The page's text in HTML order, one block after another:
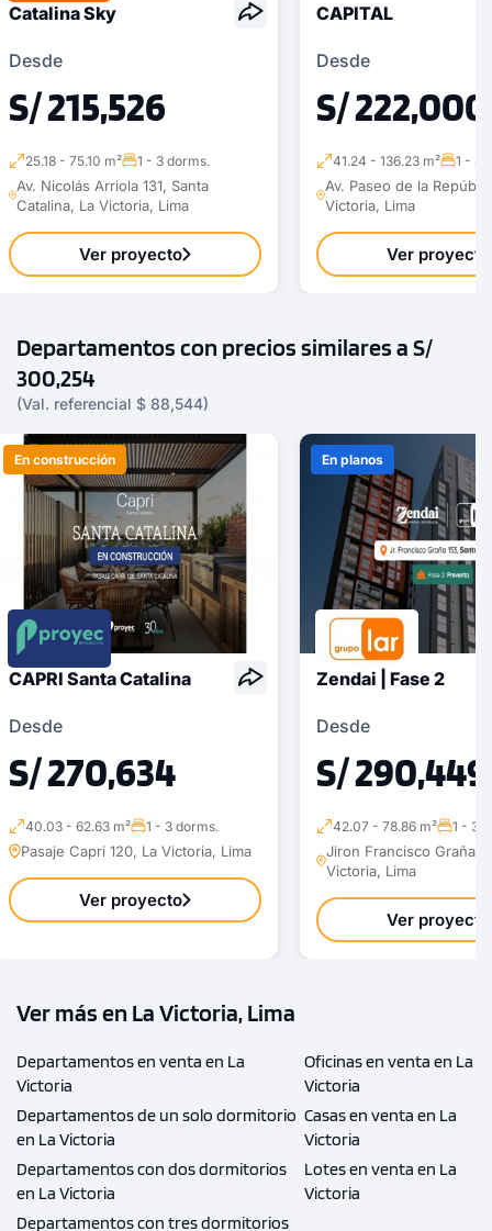
Catalina Sky
Desde
S/ 215,526
25.18 - 75.10 m² 1 - 3 dorms.
Av. Nicolás Arriola 131, Santa
Catalina, La Victoria, Lima
Ver proyecto
CAPITAL
Desde
S/ 222,000
41.24 - 136.23 m² 1 - 4
Av. Paseo de la
Victoria, Lima
Ver proyecto
Departamentos con precios similares a S/
300,254
(Val. referencial $ 88,544)
En construcción
CAPRI Santa Catalina
Desde
S/ 270,634
40.03 - 62.63 m² 1 - 3 dorms.
Pasaje Capri 120, La Victoria, Lima
Ver proyecto
En planos
Zendai | Fase 2
Desde
S/ 290,449
42.07 - 78.86 m² 1 - 3
Jiron Francisco Graña
Victoria, Lima
Ver proyecto
Ver más en La Victoria, Lima
Departamentos en venta en La
Victoria
Departamentos de un solo dormitorio
en La Victoria
Departamentos con dos dormitorios
en La Victoria
Departamentos con tres dormitorios
Oficinas en venta en La
Victoria
Casas en venta en La
Victoria
Lotes en venta en La
Victoria